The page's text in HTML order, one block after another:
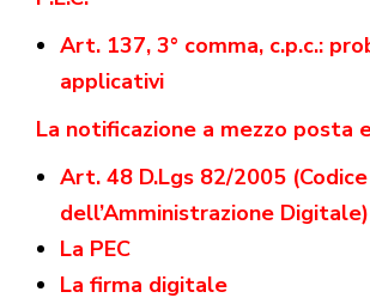
Art. 137, 3° comma, c.p.c.:
applicativi
La notificazione a mezzo posta
Art. 48 D.Lgs 82/2005 (Codice
dell’Amministrazione Digitale)
La PEC
La firma digitale